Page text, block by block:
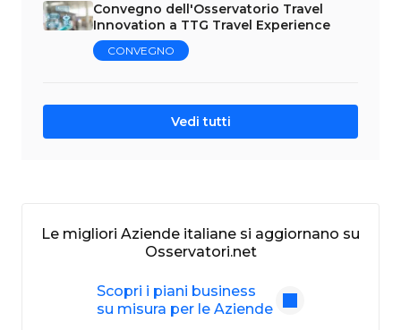
Convegno dell'Osservatorio Travel
Innovation a TTG Travel Experience
CONVEGNO
Vedi tutti
Le migliori Aziende italiane si aggiornano su
Osservatori.net
Scopri i piani business
su misura per le Aziende